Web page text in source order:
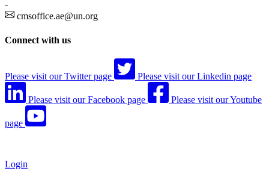
-
cmsoffice.ae@un.org
Connect with us
Please visit our Twitter page Please visit our Linkedin page
Please visit our Facebook page Please visit our Youtube
page
Login